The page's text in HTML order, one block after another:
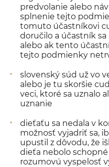
predvolanie alebo
splnenie tejto
tomuto účastníkovi
doručilo a účastník
alebo ak tento
tejto podmienky
slovenský súd už vo
alebo je tu skoršie
veci, ktoré sa uznalo
uznanie
dieťaťu sa nedala v
možnosť vyjadriť sa,
upustil z dôvodu, že
dieťa nebolo
rozumovú vyspelosť